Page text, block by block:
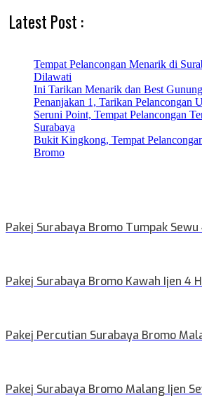
Latest Post :
Tempat Pelancongan Menarik di
Dilawati
Ini Tarikan Menarik dan Best
Penanjakan 1, Tarikan Pelancongan
Seruni Point, Tempat Pelancongan
Surabaya
Bukit Kingkong, Tempat
Bromo
Pakej Surabaya Bromo Tumpak
Pakej Surabaya Bromo Kawah Ijen 4
Pakej Percutian Surabaya Bromo
Pakej Surabaya Bromo Malang Ijen